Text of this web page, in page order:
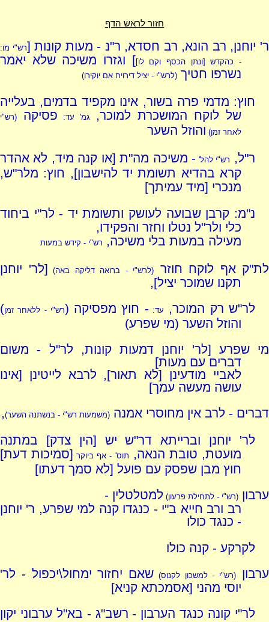
חזור לראש הדף
ר' יוחנן, רב הונא, רב חסדא, ר"נ - מעות קונות [רש"י מו:
- כהקדש
[ונתן הכסף וקם לו]] וגזרו משיכה שלא יאמר
נשרפו חטיך(לרש"י - יציל דירויח אם יוקירו)
חוץ: מדמי פרה בשור, אינו מקפיד בדמים, בעלייה
של לוקח המושכרת למוכר,
גמ' עד: פסיקה
(רש"י
לאחר זמן) והוזל השער
ר"ל,
רש"י להל' - משיכה מה"ת [או קנה מיד, לא אהדר
קרא בהדיא תשומת יד להישבון], חוץ: מלר"ש,
מנכרי [מיד עמיתך]
נ"מ: קרבן שבועה לעושק ותשומת יד - לר"י ביחוד
כלי ולר"ל נטלו וחזר והפקידו,
מעילה במעות בלי משיכה, רש"י - קידש במעות
לת"ק אף לוקח חוזר (לרש"י - ברואה דליקה באה) [לר' יוחנן
תקנו שמוכר יציל],
לר"ש רק המוכר,
עד: - חוץ מפסיקה (רש"י - ללאחר זמן)
והוזל השער (מי שפרע)
מי שפרע [לר' יוחנן דמעות קונות, לר"ל - משום
דברים עם מעות]
לאביי מודעינן [לא תאור], לרבא לייטינן [אינו
עושה מעשה עמך]
דברים - לרב אין מחוסרי אמנה (משמעות רש"י - בנשתנה השער),
לר' יוחנן וברייתא דר"ש יש [הין צדק] במתנה
מועטת, טובת הנאה,
תוס' - אף ביוקר [סמיכות דעת]
חוץ מבן שפסק עם פועל [לא סמך דעתו]
ערבון (רש"י - לתחילת פרעון) למטלטלין -
רב ורב חייא ב"י - כנגדו קנה למי שפרע, ר' יוחנן
- כנגד כולו
לקרקע - קנה כולו
ערבון
(רש"י - למשכון לקנוס) שאם יחזור ימחול\יכפול - לר'
יוסי מהני [אסמכתא קניא]
לר"י קונה כנגד הערבון - רשב"ג - בא"ל ערבוני יקון